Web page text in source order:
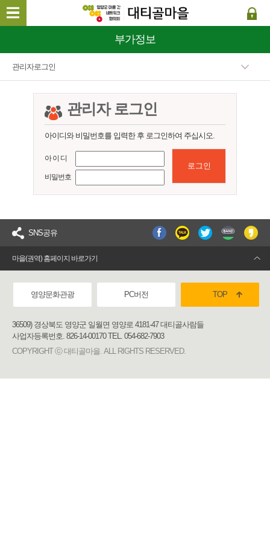
부가정보
관리자로그인
관리자 로그인
아이디와 비밀번호를 입력한 후 로그인하여 주십시오.
아 이 디
비밀번호
SNS공유
마을(권역) 홈페이지 바로가기
영양문화관광 PC버전 TOP
36509) 경상북도 영양군 일월면 영양로 4181-47 대티골사람들
사업자등록번호. 826-14-00170 TEL. 054-682-7903
COPYRIGHT ⓒ 대티골마을. ALL RIGHTS RESERVED.